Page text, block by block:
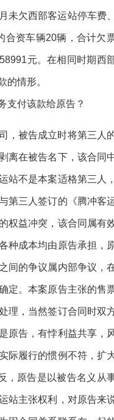
未欠西部客运站停车费、
合资车辆20辆，合计欠
元。在相同时期西
的情形。
支付该款给原告？
，被告成立时将第三人
离在被告名下，该合同
站不是本案适格第三人，
第三人签订的《腾冲客
权益冲突，该合同属有
种成本均由原告承担，
间的争议属内部争议，
定。本案原告主张的售
理，当然签订合同时双
原告，有悖利益共享，
际履行的惯例不符，扩
，原告是以被告名义从
站主张权利，对原告来